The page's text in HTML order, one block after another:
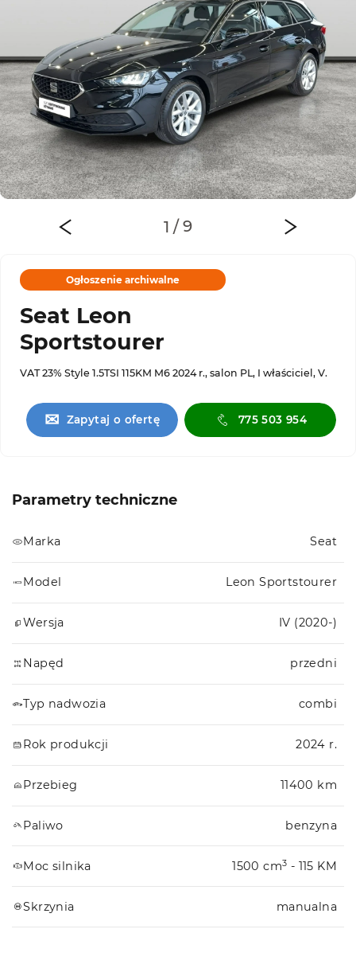
Ogłoszenie archiwalne
Seat Leon
Sportstourer
VAT 23% Style 1.5TSI 115KM M6 2024 r., salon PL, I właściciel, V.
✉ Zapytaj o ofertę 775 503 954
Parametry techniczne
Marka Seat
Model Leon Sportstourer
Wersja IV (2020-)
Napęd przedni
Typ nadwozia combi
Rok produkcji 2024 r.
Przebieg 11400 km
Paliwo benzyna
Moc silnika 1500 cm3 - 115 KM
Skrzynia manualna